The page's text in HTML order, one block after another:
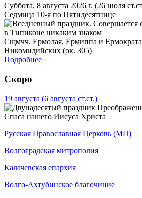
Суббота, 8 августа 2026 г. (26 июля
Седмица 10-я по Пятидесятнице
Сщмчч. Ермолая, Ермиппа и
Никомидийских (ок. 305)
Подробнее
Скоро
19 августа (6 августа ст.ст.)
Спаса нашего Иисуса Христа
Русская Православная Церковь (МП)
Волгоградская митрополия
Калачевская епархия
Волго-Ахтубинское благочиние